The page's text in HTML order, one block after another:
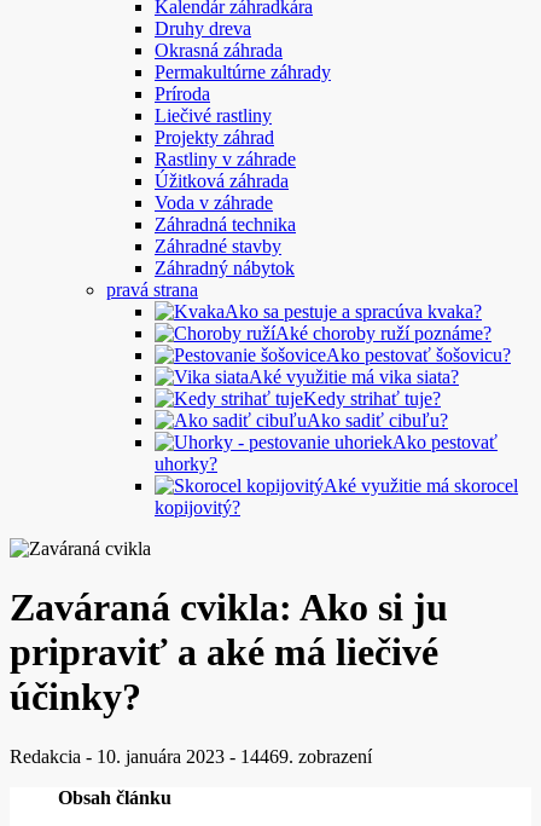
Kalendár záhradkára
Druhy dreva
Okrasná záhrada
Permakultúrne záhrady
Príroda
Liečivé rastliny
Projekty záhrad
Rastliny v záhrade
Úžitková záhrada
Voda v záhrade
Záhradná technika
Záhradné stavby
Záhradný nábytok
pravá strana
Ako sa pestuje a spracúva kvaka?
Aké choroby ruží poznáme?
Ako pestovať šošovicu?
Aké využitie má vika siata?
Kedy strihať tuje?
Ako sadiť cibuľu?
Ako pestovať
uhorky?
Aké využitie má skorocel
kopijovitý?
Zaváraná cvikla: Ako si ju
pripraviť a aké má liečivé
účinky?
Redakcia - 10. januára 2023 - 14469. zobrazení
Obsah článku